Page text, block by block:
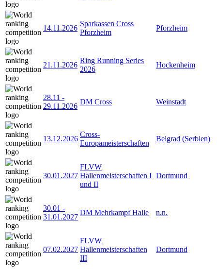
14.11.2026
Sparkassen Cross
Pforzheim
Pforzheim
21.11.2026
Ring Running Series
2026
Hockenheim
28.11 -
29.11.2026
DM Cross Weinstadt
13.12.2026
Cross-
Europameisterschaften
Belgrad (Serbien)
30.01.2027
FLVW
Hallenmeisterschaften I
und II
Dortmund
30.01 -
31.01.2027
DM Mehrkampf Halle n.n.
07.02.2027
FLVW
Hallenmeisterschaften
III
Dortmund